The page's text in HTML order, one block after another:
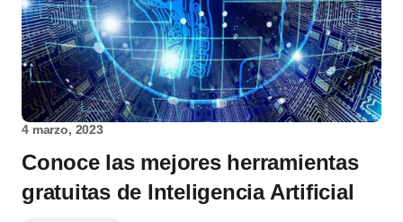
4 marzo, 2023
Conoce las mejores herramientas
gratuitas de Inteligencia Artificial